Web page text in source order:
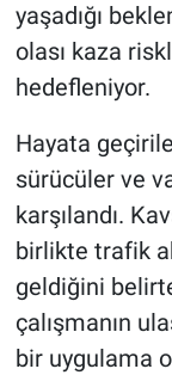
yaşadığı
olası kaza
hedefleniyor.
Hayata
sürücüler ve
karşılandı.
birlikte trafik
geldiğini
çalışmanın
bir uygulama